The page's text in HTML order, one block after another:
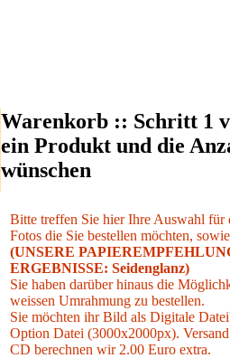
Warenkorb :: Schritt 1
ein Produkt und die
wünschen
Bitte treffen Sie hier Ihre Auswahl für
Fotos die Sie bestellen möchten,
(UNSERE
ERGEBNISSE: Seidenglanz)
Sie haben darüber hinaus die
weissen Umrahmung zu bestellen.
Sie möchten ihr Bild als Digitale
Option Datei (3000x2000px).
CD berechnen wir 2.00 Euro extra.